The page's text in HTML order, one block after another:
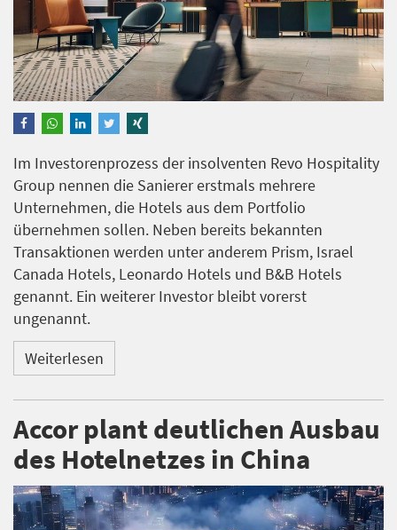
Im Investorenprozess der insolventen Revo Hospitality
Group nennen die Sanierer erstmals mehrere
Unternehmen, die Hotels aus dem Portfolio
übernehmen sollen. Neben bereits bekannten
Transaktionen werden unter anderem Prism, Israel
Canada Hotels, Leonardo Hotels und B&B Hotels
genannt. Ein weiterer Investor bleibt vorerst
ungenannt.
Weiterlesen
Accor plant deutlichen Ausbau
des Hotelnetzes in China